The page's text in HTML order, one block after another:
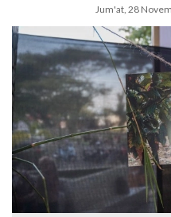
Jum'at, 28